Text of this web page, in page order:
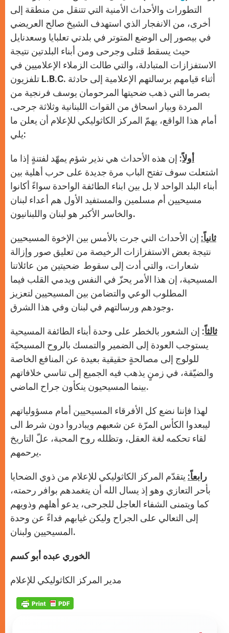
r
التطورات والأحداث الأمنية التي تتنقل من منطقة إلى
أخرى، من الانفجار الذي استهدف الشيخ صالح العريضي
في بيصور إلى الوضع المتوتر في بلدتي تعلبايا وسعدنايل
حيث يسقط قتلى وجرحى ومن أبناء البلدتين نتيجة
الاستفزازات المتبادلة، والتي طالت الزملاء الإعلاميين في
تلفزيون L.B.C. أثناء قيامهم برسالتهم الإعلامية إلى حادثة
بصرما التي ذهب ضحيتها المرحومان يوسف فرنجية من
المردة وبيار اسحاق من القوات اللبنانية وثلاثة جرحى.
أمام هذا الواقع، يهمّ المركز الكاثوليكي للإعلام أن يعلن ما
يلي:
أولاً: إن هذه الأحداث هي نذير شؤم يمهّد لفتنةٍ إذا ما
اشتعلت سوف تفتح الباب مرة جديدة على حرب أهلية بين
أبناء البلد الواحد لا بل بين ابناء الطائفة الواحدة سواءً أكانوا
مسيحيين أم مسلمين والمستفيد الأول هم أعداء لبنان
والخاسر الأكبر هو لبنان واللبنانيون.
ثانياً: إن الأحداث التي جرت بالأمس بين الإخوة المسيحيين
نتيجة بعض الاستفزازات الرخيصة من تعليق صور وإزالة
شعارات، والتي أدت إلى سقوط ضحيتين من عائلاتنا
المسيحية، إن هذا الأمر يحزّ في النفس ويدمي القلب فيما
المطلوب الوعي والتضامن بين المسيحيين لتعزيز
وجودهم ورسالتهم في لبنان وفي هذا الشرق.
ثالثاً: إن الشعور بالخطر على وحدة أبناء الطائفة المسيحية
يستوجب العودة إلى الضمير والتمسك بالروح المسيحيّة
للولوج إلى مصالحةٍ حقيقية بعيدة عن المنافع الخاصة
والضيّقة، في زمنٍ يذهب فيه الجميع إلى تناسي خلافاتهم
بينما المسيحيون ينكأون جراح الماضي.
لهذا فإننا نضع كل الأفرقاء المسيحيين أمام مسؤولياتهم
ليبعدوا الكأس المرّة عن شعبهم ويبادروا دون شرط الى
لقاء تحكمه لغة العقل، وتظلله روح المحبة، علّ التاريخ
يرحمهم.
رابعاً: يتقدّم المركز الكاثوليكي للإعلام من ذوي الضحايا
بأحر التعازي وهو إذ يسال الله أن يتغمدهم بوافر رحمته،
كما ويتمنى الشفاء العاجل للجرحى، يدعو أهلهم وذويهم
إلى التعالي على الجراح وليكن غيابهم فداءً عن وحدة
المسيحيين ولبنان.
الخوري عبده أبو كسم
مدير المركز الكاثوليكي للإعلام